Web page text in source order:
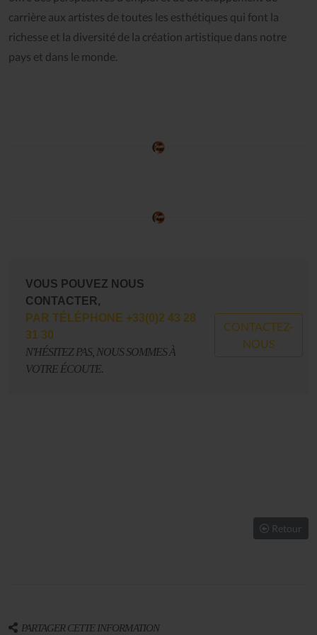
carrière aux artistes de toutes les esthétiques qui font la
richesse et la diversité de la création artistique dans notre
pays et dans le monde.
VOUS POUVEZ NOUS
CONTACTER,
PAR TÉLÉPHONE +33(0)2 43 28
31 30
N'HÉSITEZ PAS, NOUS SOMMES À
VOTRE ÉCOUTE.
CONTACTEZ-
NOUS
Retour
PARTAGER CETTE INFORMATION